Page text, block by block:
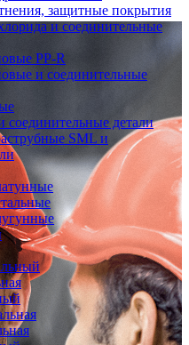
защитные покрытия
и соединительные
PP-R
и соединительные
детали
SML и